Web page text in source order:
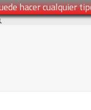
hacer cualquier